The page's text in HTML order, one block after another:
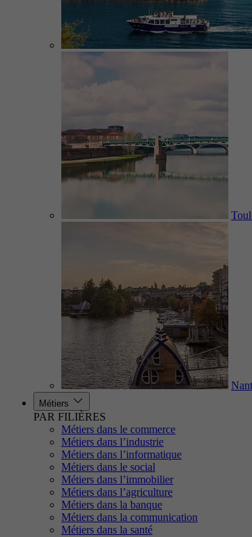
Métiers
PAR FILIÈRES
Métiers dans le commerce
Métiers dans l’industrie
Métiers dans l’informatique
Métiers dans le social
Métiers dans l’immobilier
Métiers dans l’agriculture
Métiers dans la banque
Métiers dans la communication
Métiers dans la santé